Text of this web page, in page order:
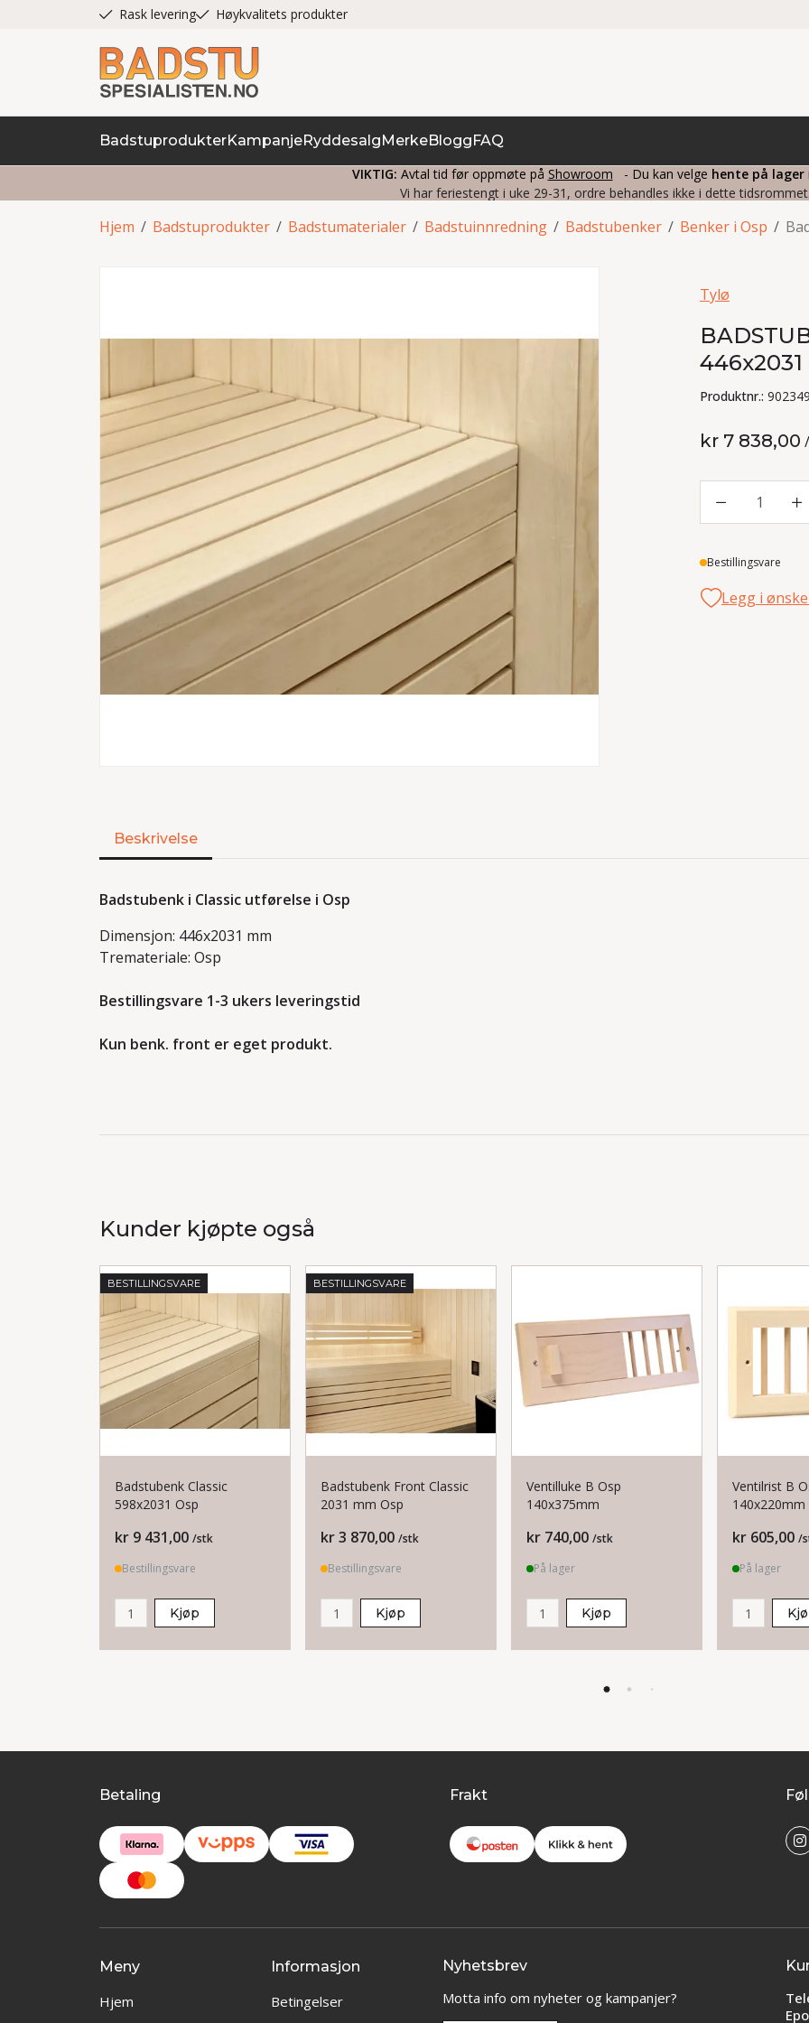
Rask levering Høykvalitets produkter
BadstuprodukterKampanjeRyddesalgMerkeBloggFAQ
VIKTIG: Avtal tid før oppmøte på Showroom - Du kan velge hente på lager
Vi har feriestengt i uke 29-31, ordre behandles ikke i dette tidsrommet.
/
Hjem /
Badstuprodukter /
Badstumaterialer /
Badstuinnredning /
Badstubenker /
Benker i Osp
Tylø
446x2031
Produktnr.:
kr 7 838,00 /
1
Lager
Bestillingsvare
Legg i
Beskrivelse
Badstubenk i Classic utførelse i Osp
Dimensjon: 446x2031 mm
Tremateriale: Osp
Bestillingsvare 1-3 ukers leveringstid
Kun benk. front er eget produkt.
Kunder kjøpte også
BESTILLINGSVARE
Badstubenk Classic
598x2031 Osp
Pris
kr 9 431,00 /stk
Bestillingsvare
Kjøp
BESTILLINGSVARE
Badstubenk Front Classic
2031 mm Osp
Pris
kr 3 870,00 /stk
Bestillingsvare
Kjøp
Ventilluke B Osp
140x375mm
Pris
kr 740,00 /stk
På lager
Kjøp
Ventilrist B
140x220mm
Pris
kr 605,00 /
På lager
Betaling Frakt
Meny
Hjem
Informasjon
Betingelser
Nyhetsbrev
Motta info om nyheter og kampanjer?